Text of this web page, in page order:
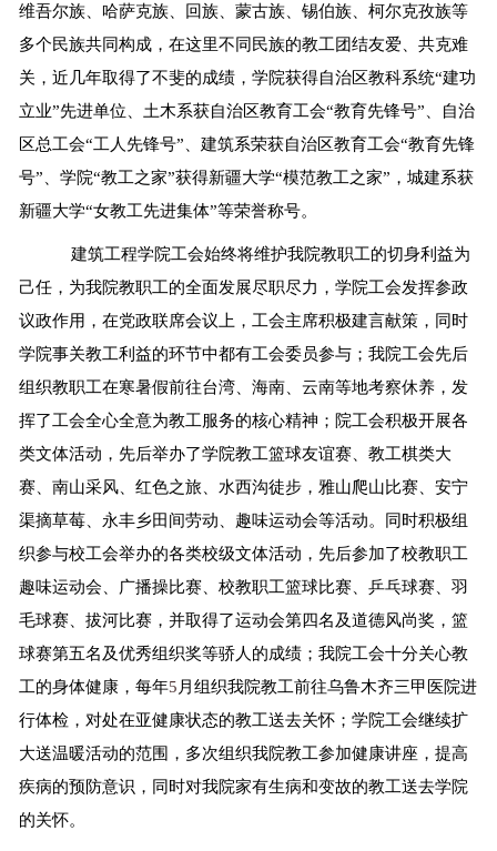
维吾尔族、哈萨克族、回族、蒙古族、锡伯族、柯尔克孜族等
多个民族共同构成，在这里不同民族的教工团结友爱、共克难
关，近几年取得了不斐的成绩，学院获得自治区教科系统“建功
立业”先进单位、土木系获自治区教育工会“教育先锋号”、自治
区总工会“工人先锋号”、建筑系荣获自治区教育工会“教育先锋
号”、学院“教工之家”获得新疆大学“模范教工之家”，城建系获
新疆大学“女教工先进集体”等荣誉称号。
建筑工程学院工会始终将维护我院教职工的切身利益为
己任，为我院教职工的全面发展尽职尽力，学院工会发挥参政
议政作用，在党政联席会议上，工会主席积极建言献策，同时
学院事关教工利益的环节中都有工会委员参与；我院工会先后
组织教职工在寒暑假前往台湾、海南、云南等地考察休养，发
挥了工会全心全意为教工服务的核心精神；院工会积极开展各
类文体活动，先后举办了学院教工篮球友谊赛、教工棋类大
赛、南山采风、红色之旅、水西沟徒步，雅山爬山比赛、安宁
渠摘草莓、永丰乡田间劳动、趣味运动会等活动。同时积极组
织参与校工会举办的各类校级文体活动，先后参加了校教职工
趣味运动会、广播操比赛、校教职工篮球比赛、乒乓球赛、羽
毛球赛、拔河比赛，并取得了运动会第四名及道德风尚奖，篮
球赛第五名及优秀组织奖等骄人的成绩；我院工会十分关心教
工的身体健康，每年5 月组织我院教工前往乌鲁木齐三甲医院进
行体检，对处在亚健康状态的教工送去关怀；学院工会继续扩
大送温暖活动的范围，多次组织我院教工参加健康讲座，提高
疾病的预防意识，同时对我院家有生病和变故的教工送去学院
的关怀。